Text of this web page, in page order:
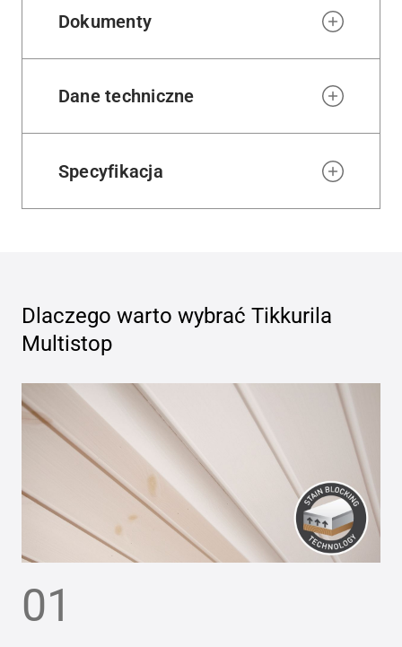
Dokumenty
Dane techniczne
Specyfikacja
Dlaczego warto wybrać Tikkurila
Multistop
01